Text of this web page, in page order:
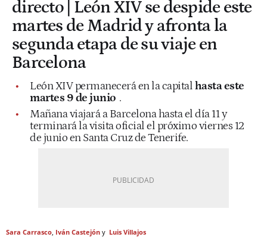
directo | León XIV se despide este
martes de Madrid y afronta la
segunda etapa de su viaje en
Barcelona
León XIV permanecerá en la capitalhasta este
martes 9 de junio .
Mañana viajará a Barcelona hasta el día 11 y
terminará la visita oficial el próximo viernes 12
de junio en Santa Cruz de Tenerife.
Sara Carrasco Iván Castejón
Luis Villajos